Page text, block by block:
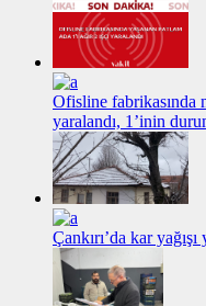
Ofisline fabrikasında
yaralandı, 1’inin
Çankırı’da kar